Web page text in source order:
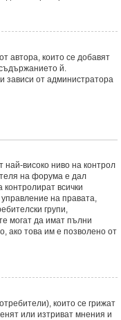
автора, които се добавят
й.
зависи от администратора
най-високо ниво на контрол
на форума е дал
всички
на правата,
групи,
могат да имат пълни
ако това им е позволено от
които се грижат
или изтриват мнения и